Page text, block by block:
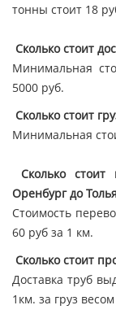
тонны стоит 18
Сколько стоит
Минимальная
5000 руб.
Сколько стоит
Минимальная
Сколько стоит
Оренбург до
Стоимость
60 руб за 1 км.
Сколько стоит
Доставка труб
1км. за груз